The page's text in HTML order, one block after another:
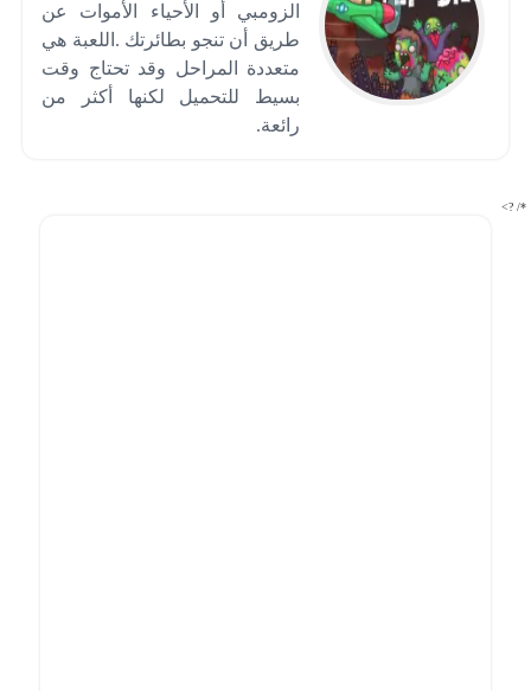
الزومبي أو الأحياء الأموات عن
طريق أن تنجو بطائرتك .اللعبة هي
متعددة المراحل وقد تحتاج وقت
بسيط للتحميل لكنها أكثر من
رائعة.
*/ ?>